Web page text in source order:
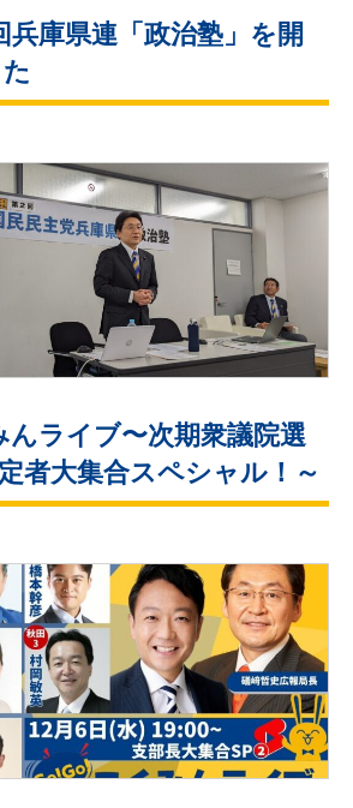
兵庫県連「政治塾」を開
ライブ〜次期衆議院選
者大集合スペシャル！～